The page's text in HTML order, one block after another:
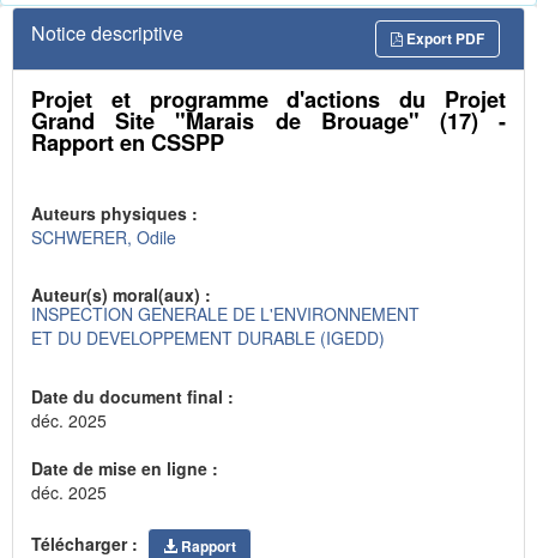
Notice descriptive Export PDF
Projet et programme d'actions du Projet
Grand Site "Marais de Brouage" (17) -
Rapport en CSSPP
Auteurs physiques :
SCHWERER, Odile
Auteur(s) moral(aux) :
INSPECTION GENERALE DE L'ENVIRONNEMENT
ET DU DEVELOPPEMENT DURABLE (IGEDD)
Date du document final :
déc. 2025
Date de mise en ligne :
déc. 2025
Télécharger : Rapport